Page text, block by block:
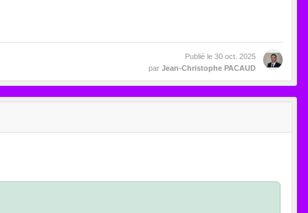
Publié le 30 oct. 2025
par Jean-Christophe PACAUD